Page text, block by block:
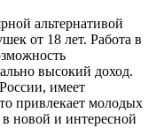
альтернативой
от 18 лет. Работа в
высокий доход.
имеет
привлекает молодых
новой и интересной